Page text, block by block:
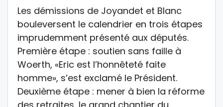
Les démissions de Joyandet et Blanc
bouleversent le calendrier en trois étapes
imprudemment présenté aux députés.
Première étape : soutien sans faille à
Woerth, «Eric est l’honnêteté faite
homme», s’est exclamé le Président.
Deuxième étape : mener à bien la réforme